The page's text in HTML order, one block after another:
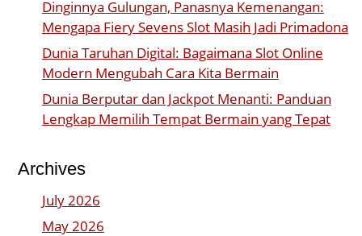
Dinginnya Gulungan, Panasnya Kemenangan:
Mengapa Fiery Sevens Slot Masih Jadi Primadona
Dunia Taruhan Digital: Bagaimana Slot Online
Modern Mengubah Cara Kita Bermain
Dunia Berputar dan Jackpot Menanti: Panduan
Lengkap Memilih Tempat Bermain yang Tepat
Archives
July 2026
May 2026